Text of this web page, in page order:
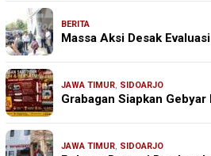
BERITA
Massa Aksi Desak
JAWA TIMUR, SIDOARJO
Grabagan Siapkan
JAWA TIMUR, SIDOARJO